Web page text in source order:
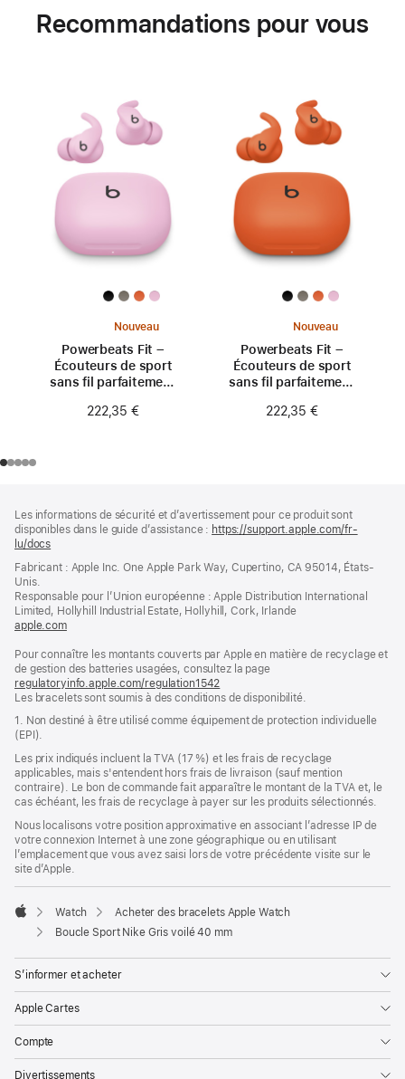
Recommandations pour vous
Nouveau
Powerbeats Fit –
Écouteurs de sport
sans fil parfaitement
222,35 €
Nouveau
Powerbeats Fit –
Écouteurs de sport
sans fil parfaitement
turbo
222,35 €
de
page
de
bas
page
Les informations de sécurité et d’avertissement pour ce produit sont
disponibles dans le guide d’assistance : https://support.apple.com/fr-
lu/docs
une
fenêtre)
Fabricant : Apple Inc. One Apple Park Way, Cupertino, CA 95014, États-
Unis.
Responsable pour l’Union européenne : Apple Distribution International
Limited, Hollyhill Industrial Estate, Hollyhill, Cork, Irlande
apple.com(s’ouvre
une
nouvelle
fenêtre)
Pour connaître les montants couverts par Apple en matière de recyclage et
de gestion des batteries usagées, consultez la page
regulatoryinfo.apple.com/regulation1542
dans
nouvelle
Les bracelets sont soumis à des conditions de disponibilité.
1. Non destiné à être utilisé comme équipement de protection individuelle
(EPI).
Les prix indiqués incluent la TVA (17 %) et les frais de recyclage
applicables, mais s'entendent hors frais de livraison (sauf mention
contraire). Le bon de commande fait apparaître le montant de la TVA et, le
cas échéant, les frais de recyclage à payer sur les produits sélectionnés.
Nous localisons votre position approximative en associant l’adresse IP de
votre connexion Internet à une zone géographique ou en utilisant
l’emplacement que vous avez saisi lors de votre précédente visite sur le
site d’Apple.
Apple
Watch
Acheter des bracelets Apple Watch
Boucle Sport Nike Gris voilé 40 mm
S’informer et acheter
Apple Cartes
Compte
Divertissements